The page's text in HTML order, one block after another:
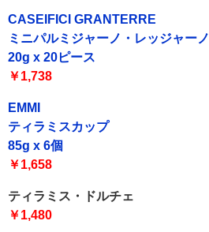
CASEIFICI GRANTERRE
ミニパルミジャーノ・レッジャーノ
20g x 20ピース
￥1,738
EMMI
ティラミスカップ
85g x 6個
￥1,658
ティラミス・ドルチェ
￥1,480